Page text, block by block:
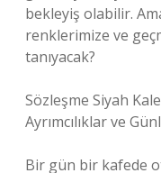
bekleyiş olabilir.
renklerimize ve
tanıyacak?
Sözleşme Siyah
Ayrımcılıklar ve
Bir gün bir kafede